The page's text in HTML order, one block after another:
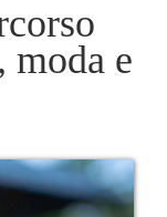
moda e